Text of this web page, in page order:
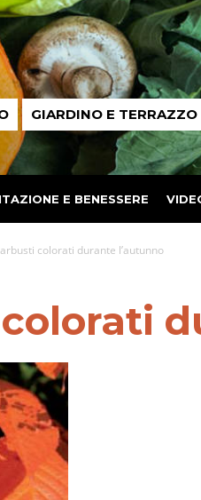
GIARDINO E TERRAZZO
E BENESSERE
colorati durante l’autunno